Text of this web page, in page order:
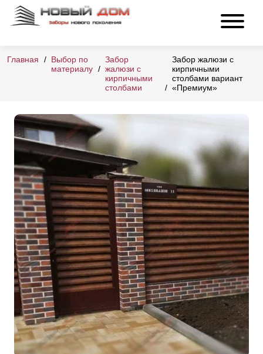
Главная
Выбор по
материалу
Забор
жалюзи с
кирпичными
столбами
Забор жалюзи с
кирпичными
столбами вариант
«Премиум»